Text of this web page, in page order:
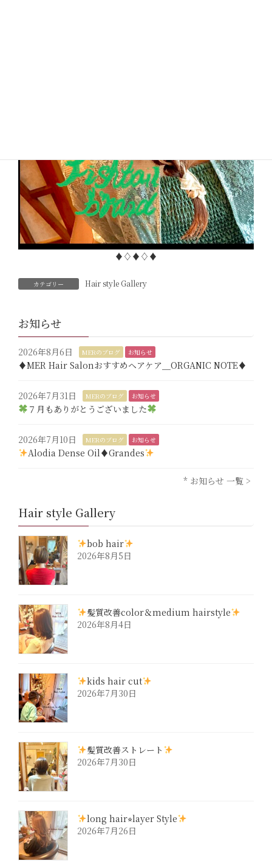
♦︎♢♦︎♢♦︎
カテゴリー Hair style Gallery
お知らせ
2026年8月6日 MERのブログ お知らせ
♦︎MER Hair Salonおすすめヘアケア＿ORGANIC NOTE♦︎
2026年7月31日 MERのブログ お知らせ
７月もありがとうございました
2026年7月10日 MERのブログ お知らせ
Alodia Dense Oil♦︎Grandes
* お知らせ 一覧 >
Hair style Gallery
bob hair
2026年8月5日
髪質改善color＆medium hairstyle
2026年8月4日
kids hair cut
2026年7月30日
髪質改善ストレート
2026年7月30日
long hair⭐︎layer Style
2026年7月26日